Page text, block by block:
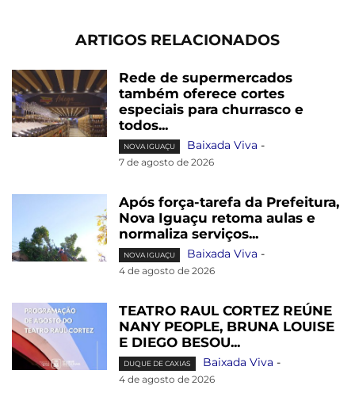
ARTIGOS RELACIONADOS
Rede de supermercados
também oferece cortes
especiais para churrasco e
todos...
NOVA IGUAÇU Baixada Viva -
7 de agosto de 2026
Após força-tarefa da Prefeitura,
Nova Iguaçu retoma aulas e
normaliza serviços...
NOVA IGUAÇU Baixada Viva -
4 de agosto de 2026
TEATRO RAUL CORTEZ REÚNE
NANY PEOPLE, BRUNA LOUISE
E DIEGO BESOU...
DUQUE DE CAXIAS Baixada Viva -
4 de agosto de 2026